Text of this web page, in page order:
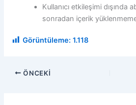
Kullanıcı etkileşimi dışında
sonradan içerik
Görüntüleme: 1.118
ÖNCEKI